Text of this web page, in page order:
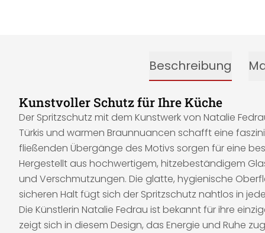
Beschreibung
Kunstvoller Schutz für Ihre Küche
Der Spritzschutz mit dem Kunstwerk von Natalie
Türkis und warmen Braunnuancen schafft eine
fließenden Übergänge des Motivs sorgen für eine
Hergestellt aus hochwertigem, hitzebeständigem
und Verschmutzungen. Die glatte, hygienische
sicheren Halt fügt sich der Spritzschutz nahtlos in
Die Künstlerin Natalie Fedrau ist bekannt für ihre
zeigt sich in diesem Design, das Energie und Ruhe